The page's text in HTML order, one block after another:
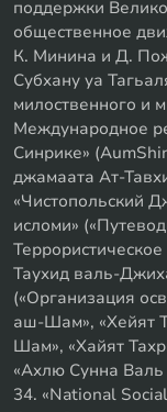
поддержки
общественное
К. Минина и Д.
Субхану уа
милоственного и
Международное
Синрике»
джамаата Ат-
«Чистопольский
исломи»
Таухид валь-
(«Организация
аш-Шам», «Хейят
Шам», «Хайят
«Ахлю Сунна
34. «National